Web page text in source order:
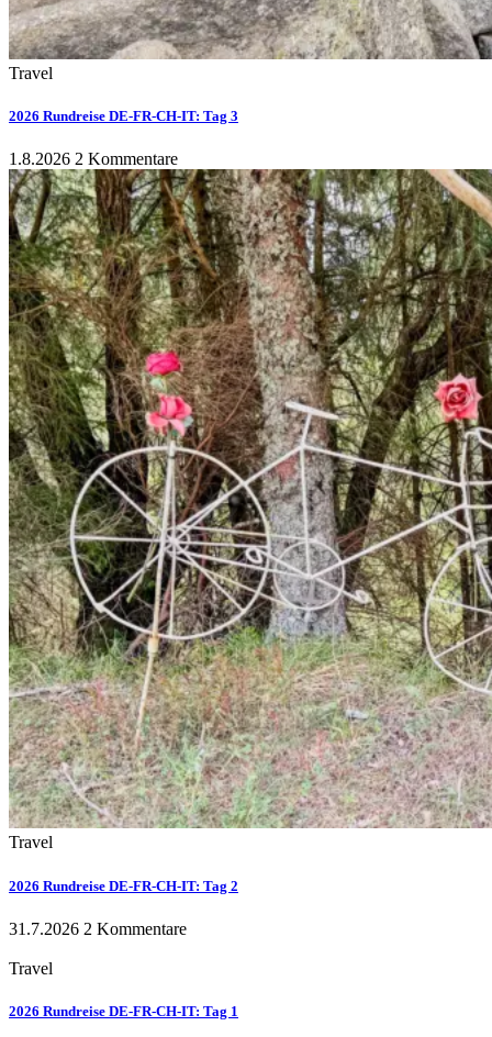
Travel
2026 Rundreise DE-FR-CH-IT: Tag 3
1.8.2026 2 Kommentare
Travel
2026 Rundreise DE-FR-CH-IT: Tag 2
31.7.2026 2 Kommentare
Travel
2026 Rundreise DE-FR-CH-IT: Tag 1